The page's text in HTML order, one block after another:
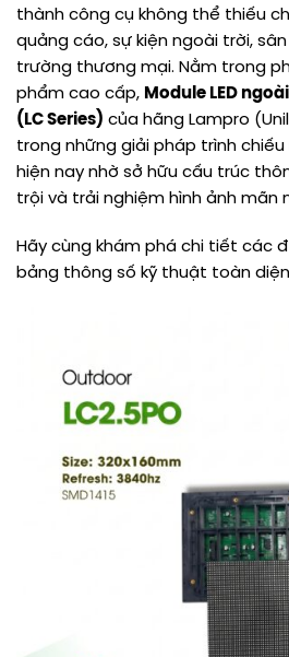
thành công cụ không thể thiếu
quảng cáo, sự kiện ngoài trời,
trường thương mại. Nằm trong
phẩm cao cấp, Module LED
(LC Series) của hãng Lampro
trong những giải pháp trình
hiện nay nhờ sở hữu cấu trúc
trội và trải nghiệm hình ảnh mãn
Hãy cùng khám phá chi tiết các
bảng thông số kỹ thuật toàn